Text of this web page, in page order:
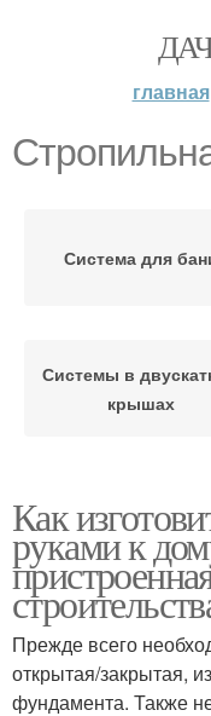
главная
Система для
Системы в
крышах
Система для
Системы для
Как
руками к
Прежде всего
открытая/закрытая,
фундамента. Также